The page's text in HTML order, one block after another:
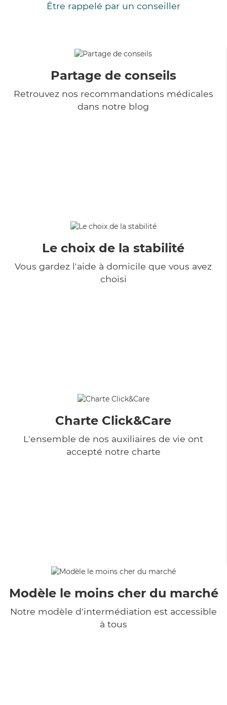
Être rappelé par un conseiller
Partage de conseils
Retrouvez nos recommandations médicales
dans notre blog
Le choix de la stabilité
Vous gardez l'aide à domicile que vous avez
choisi
Charte Click&Care
L'ensemble de nos auxiliaires de vie ont
accepté notre charte
Modèle le moins cher du marché
Notre modèle d'intermédiation est accessible
à tous